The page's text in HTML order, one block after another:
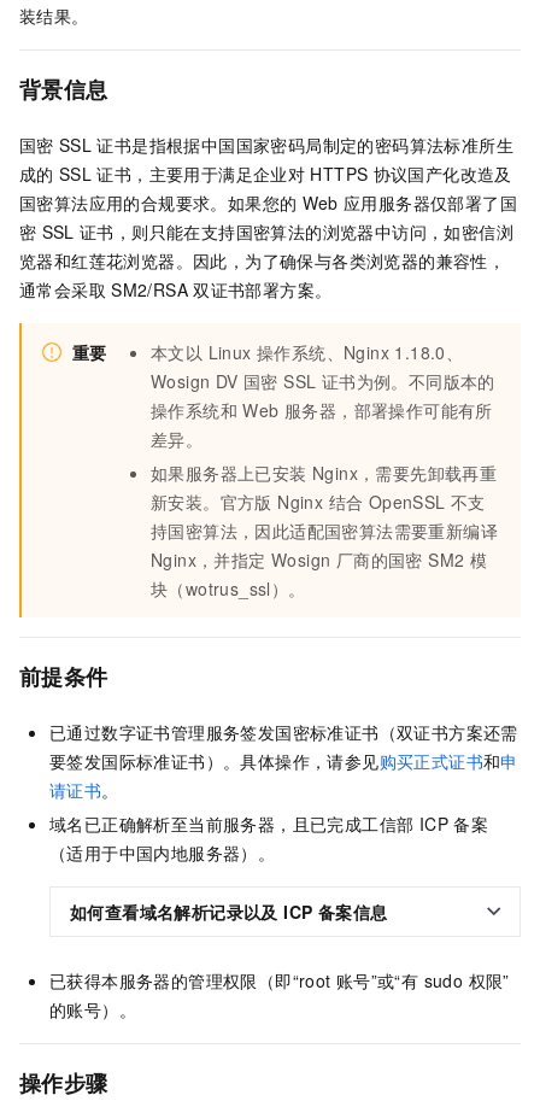
装结果。
背景信息
国密 SSL 证书是指根据中国国家密码局制定的密码算法标准所生
成的 SSL 证书，主要用于满足企业对 HTTPS 协议国产化改造及
国密算法应用的合规要求。如果您的 Web 应用服务器仅部署了国
密 SSL 证书，则只能在支持国密算法的浏览器中访问，如密信浏
览器和红莲花浏览器。因此，为了确保与各类浏览器的兼容性，
通常会采取 SM2/RSA 双证书部署方案。
重要
本文以 Linux 操作系统、Nginx 1.18.0、
Wosign DV 国密 SSL 证书为例。不同版本的
操作系统和 Web 服务器，部署操作可能有所
差异。
如果服务器上已安装 Nginx，需要先卸载再重
新安装。官方版 Nginx 结合 OpenSSL 不支
持国密算法，因此适配国密算法需要重新编译
Nginx，并指定 Wosign 厂商的国密 SM2 模
块（wotrus_ssl）。
前提条件
已通过数字证书管理服务签发国密标准证书（双证书方案还需
要签发国际标准证书）。具体操作，请参见购买正式证书和申
请证书。
域名已正确解析至当前服务器，且已完成工信部 ICP 备案
（适用于中国内地服务器）。
如何查看域名解析记录以及 ICP 备案信息
已获得本服务器的管理权限（即“root 账号”或“有 sudo 权限”
的账号）。
操作步骤